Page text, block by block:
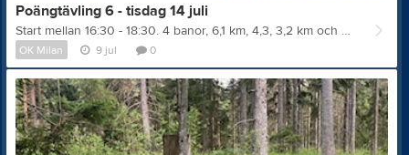
Poängtävling 6 - tisdag 14 juli
Start mellan 16:30 - 18:30. 4 banor, 6,1 km, 4,3, 3,2 km och 2,2 km. Till start 550 m på väg. Vägvisning efter vägen Gyttorp – Karlskoga, avfart vid Käppstabadet, därefter ca 2 km, se även vägvisning Eventor. Kartområde Kyrkberget / Käringmossen. Banläggare Gunnar Haglund. För minska administrationen vid poängtävlingarna och för att kunna beräkna kartåtgången har vi föranmälan via Eventor tom kl. 9.00 på tävlingsdagen. Det finns även möjlighet till direktanmälan, men vi kan då inte garantera tillgången till kartor. Klubbmedlemmar som saknar inloggningsuppgifter till Eventor kan maila till poangtavlingarna@telia.com och ange inloggning Eventor så beställer vi inloggningsuppgifter. Klubben tar ut en träningsavgift för medlemmar äldre än 20 år på 50 kr per poängtävling som faktureras efter sista tävlingen. För deltagare från andra klubbar gäller att anmälningsavgiften faktureras deltagarnas klubbar för att minska hanteringen. Klubblösa betalar sin avgift innan start, gärna med swish. Ytterligare info och anmälan finns på följande länk Poängtävling 6 Bilder från terrängen
OK Milan 9 jul 0